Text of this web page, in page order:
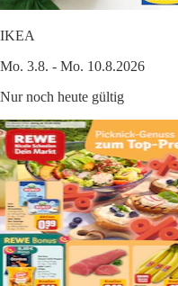
IKEA
Mo. 3.8. - Mo. 10.8.2026
Nur noch heute gültig